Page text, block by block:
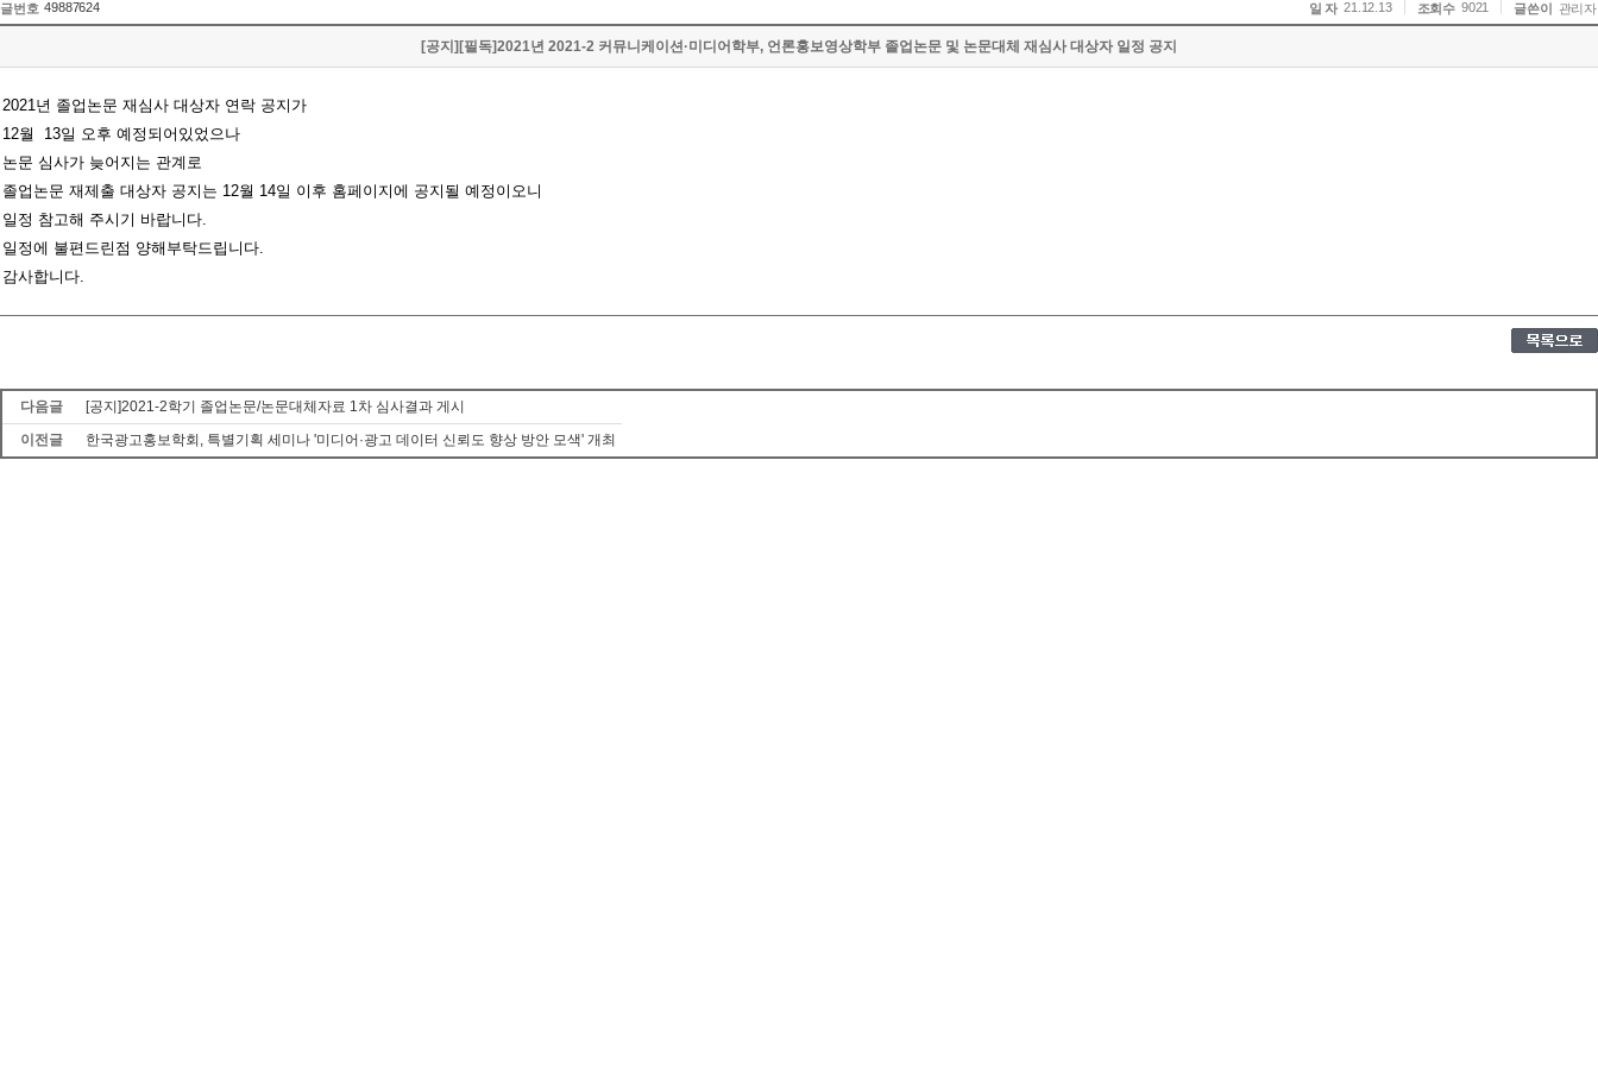
글번호 49887624 일 자 21.12.13 조회수 9021 글쓴이 관리자
[공지][필독]2021년 2021-2 커뮤니케이션·미디어학부, 언론홍보영상학부 졸업논문 및 논문대체 재심사 대상자 일정 공지
2021년 졸업논문 재심사 대상자 연락 공지가
12월 13일 오후 예정되어있었으나
논문 심사가 늦어지는 관계로
졸업논문 재제출 대상자 공지는 12월 14일 이후 홈페이지에 공지될 예정이오니
일정 참고해 주시기 바랍니다.
일정에 불편드린점 양해부탁드립니다.
감사합니다.
다음글
[공지]2021-2학기 졸업논문/논문대체자료 1차 심사결과 게시
이전글
한국광고홍보학회, 특별기획 세미나 '미디어·광고 데이터 신뢰도 향상 방안 모색' 개최